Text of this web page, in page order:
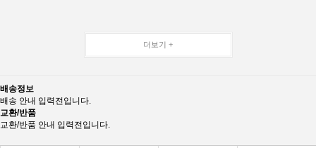
더보기 +
배송정보
배송 안내 입력전입니다.
교환/반품
교환/반품 안내 입력전입니다.